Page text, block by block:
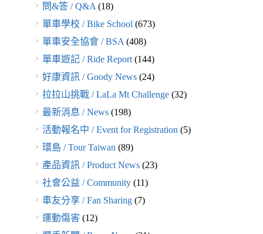
問&答 / Q&A (18)
單車學校 / Bike School (673)
單車安全協會 / BSA (408)
單車遊記 / Ride Report(144)
好康資訊 / Goody News(24)
拉拉山挑戰 / LaLa Mt Challenge(32)
最新消息 / News(198)
活動報名中 / Event for Registration (5)
環島 / Tour Taiwan (89)
產品資訊 / Product News(23)
社會公益 / Community(11)
車友分享 / Fan Sharing(7)
運動傷害(12)